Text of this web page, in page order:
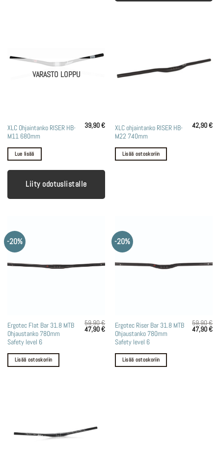
VARASTO LOPPU
XLC Ohjaintanko RISER HB-
M11 680mm
39,90€
Lue lisää
Liity odotuslistalle
XLC ohjaintanko RISER HB-
M22 740mm
42,90€
Lisää ostoskoriin
-20%
Ergotec Flat Bar 31.8 MTB
Ohjaustanko 780mm
Safety level 6
59,90€
Alkuperäinen
hinta
47,90€Nykyinen
hinta
Lisää ostoskoriin
-20%
Ergotec Riser Bar 31.8 MTB
Ohjaustanko 780mm
Safety level 6
59,90€
hinta
47,90€
Lisää ostoskoriin